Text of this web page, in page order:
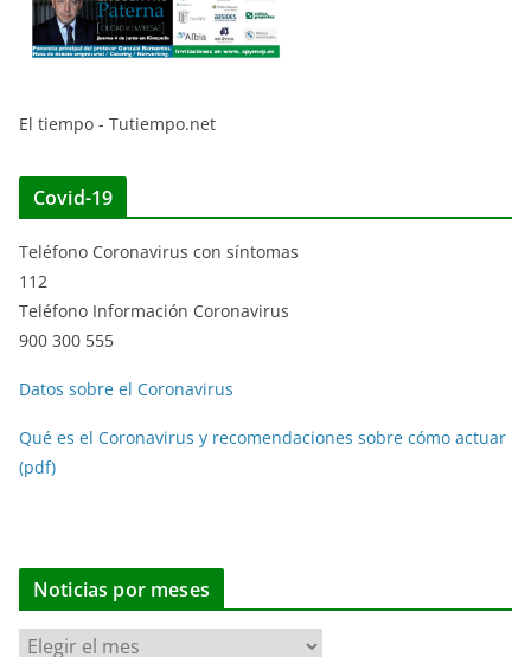
El tiempo - Tutiempo.net
Covid-19
Teléfono Coronavirus con síntomas
112
Teléfono Información Coronavirus
900 300 555
Datos sobre el Coronavirus
Qué es el Coronavirus y recomendaciones sobre cómo actuar
(pdf)
Noticias por meses
N